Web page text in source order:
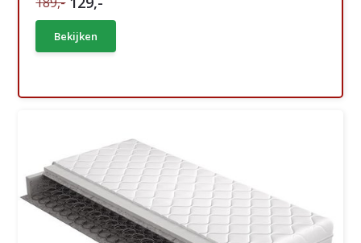
Bekijken